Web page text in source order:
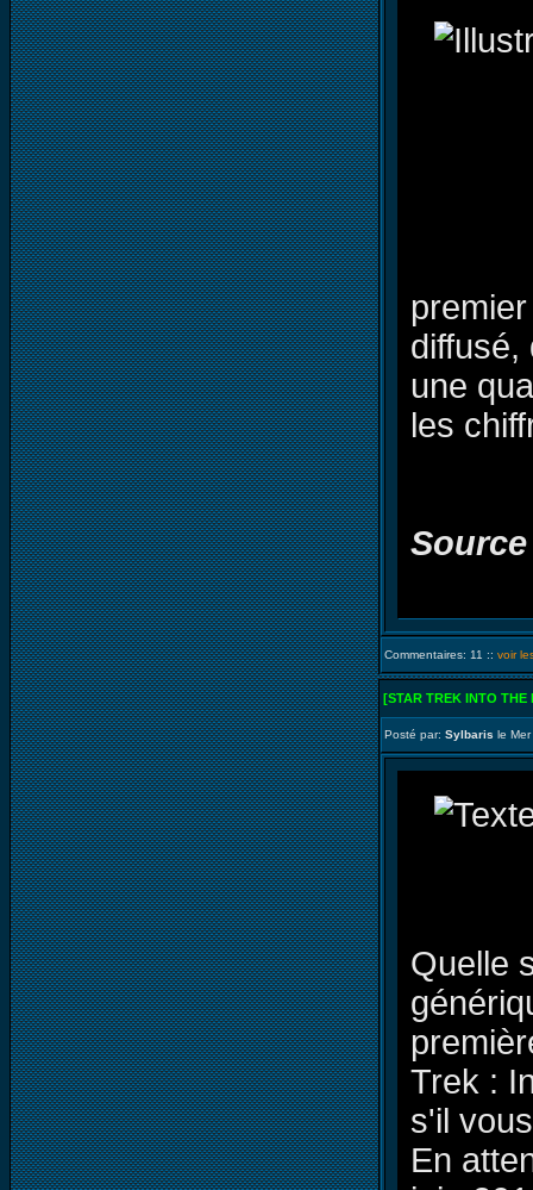
diffusé,
une
les
Source
Commentaires: 11 :: voir
[STAR TREK INTO THE
Posté par: Sylbaris le
Quelle
Trek :
s'il
En